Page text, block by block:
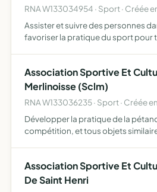
RNA W133034954 · Sport · Créée
Assister et suivre des personnes
favoriser la pratique du sport pour
Association Sportive Et
Merlinoisse (Sclm)
RNA W133036235 · Sport · Créée
Développer la pratique de la
compétition, et tous objets
Association Sportive Et
De Saint Henri